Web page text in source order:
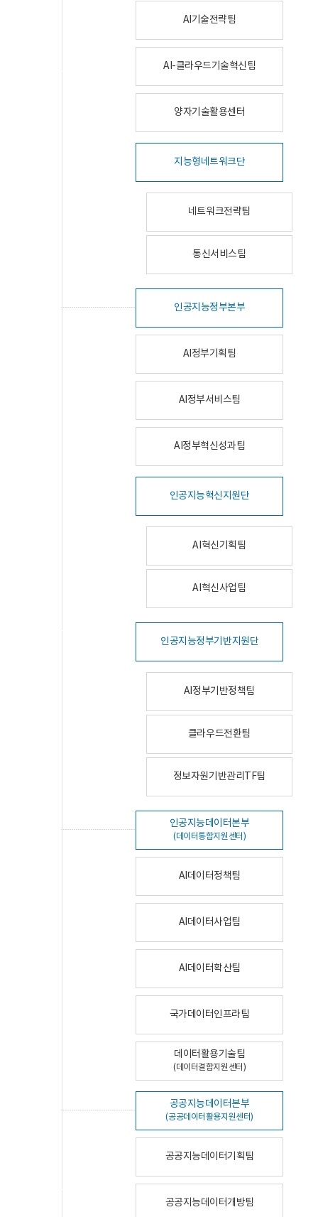
AI기술전략팀
AI-클라우드기술혁신팀
양자기술활용센터
지능형네트워크단
네트워크전략팀
통신서비스팀
인공지능정부본부
AI정부기획팀
AI정부서비스팀
AI정부혁신성과팀
인공지능혁신지원단
AI혁신기획팀
AI혁신사업팀
인공지능정부기반지원단
AI정부기반정책팀
클라우드전환팀
정보자원기반관리TF팀
인공지능데이터본부
(데이터통합지원센터)
AI데이터정책팀
AI데이터사업팀
AI데이터확산팀
국가데이터인프라팀
데이터활용기술팀
(데이터결합지원센터)
공공지능데이터본부
(공공데이터활용지원센터)
공공지능데이터기획팀
공공지능데이터개방팀